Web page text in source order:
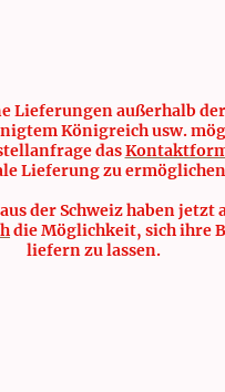
Lieferungen außerhalb der
Königreich usw.
das
Lieferung zu
der Schweiz haben jetzt
die Möglichkeit, sich ihre
liefern zu lassen.